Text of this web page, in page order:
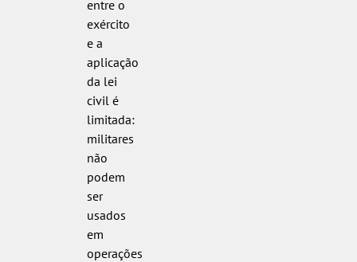
entre o
exército
e a
aplicação
da lei
civil é
limitada:
militares
não
podem
ser
usados
em
operações